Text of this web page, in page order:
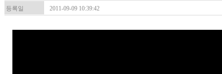
등록일 2011-09-09 10:39:42